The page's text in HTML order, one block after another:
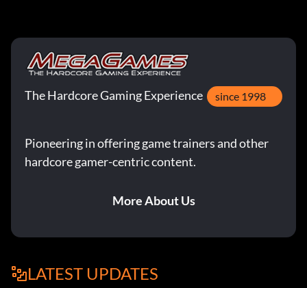
The Hardcore Gaming Experience since 1998
Pioneering in offering game trainers and other
hardcore gamer-centric content.
More About Us
LATEST UPDATES